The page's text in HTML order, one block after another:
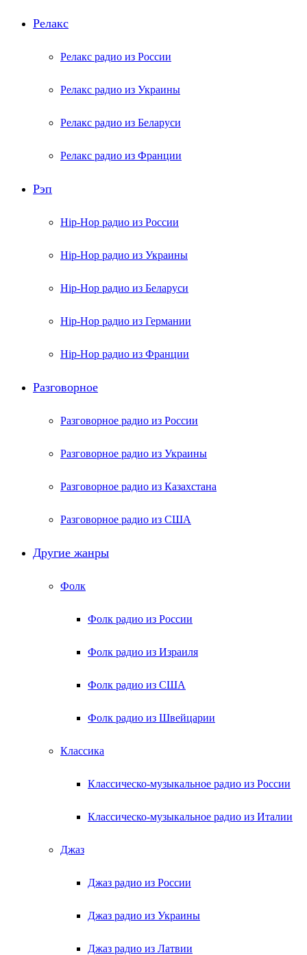
Релакс
Релакс радио из России
Релакс радио из Украины
Релакс радио из Беларуси
Релакс радио из Франции
Рэп
Hip-Hop радио из России
Hip-Hop радио из Украины
Hip-Hop радио из Беларуси
Hip-Hop радио из Германии
Hip-Hop радио из Франции
Разговорное
Разговорное радио из России
Разговорное радио из Украины
Разговорное радио из Казахстана
Разговорное радио из США
Другие жанры
Фолк
Фолк радио из России
Фолк радио из Израиля
Фолк радио из США
Фолк радио из Швейцарии
Классика
Классическо-музыкальное радио из России
Классическо-музыкальное радио из Италии
Джаз
Джаз радио из России
Джаз радио из Украины
Джаз радио из Латвии